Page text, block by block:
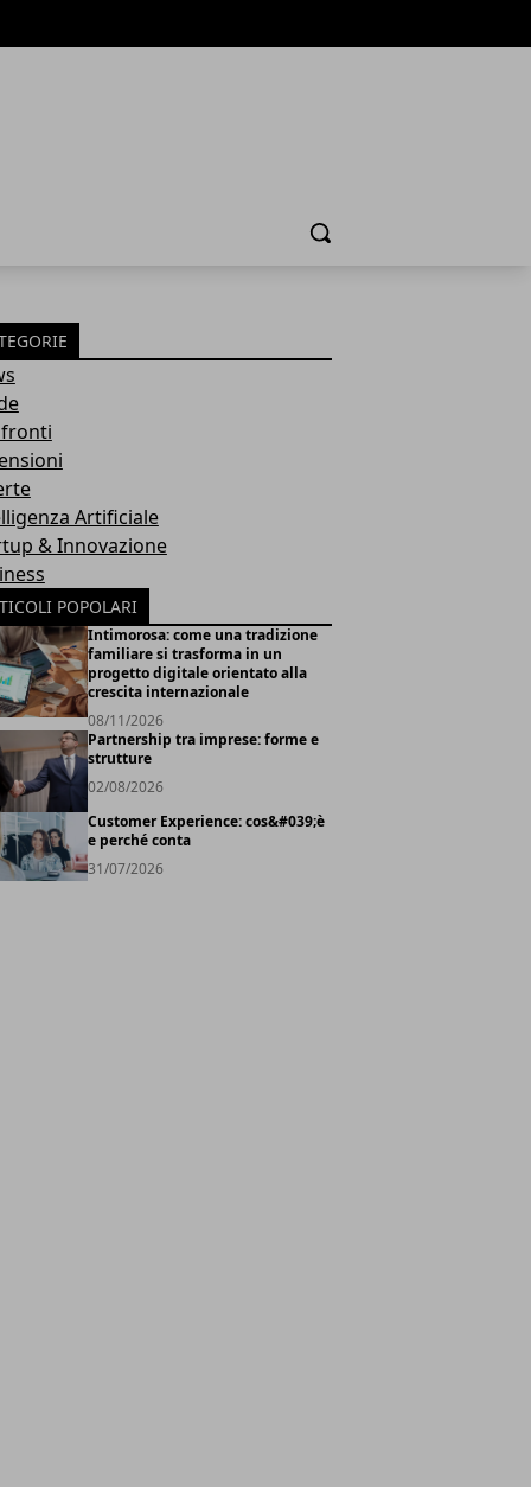
Cerca
Artificiale
& Innovazione
POPOLARI
Intimorosa: come una tradizione
familiare si trasforma in un
progetto digitale orientato alla
crescita internazionale
08/11/2026
Partnership tra imprese: forme e
strutture
02/08/2026
Customer Experience: cos&#039;è
e perché conta
31/07/2026